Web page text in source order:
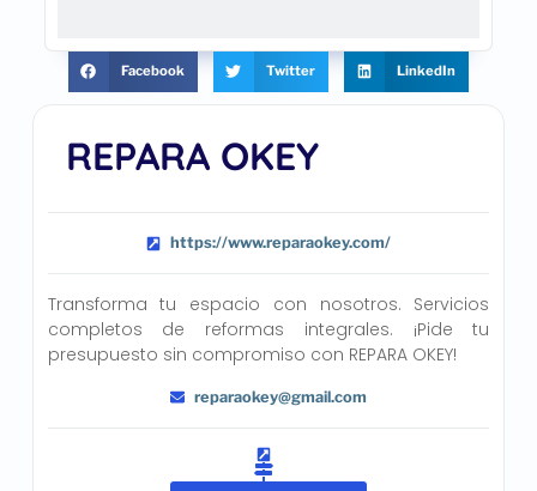
REPARA OKEY
https://www.reparaokey.com/
Transforma tu espacio con nosotros. Servicios
completos de reformas integrales. ¡Pide tu
presupuesto sin compromiso con REPARA OKEY!
reparaokey@gmail.com
Facebook Twitter LinkedIn